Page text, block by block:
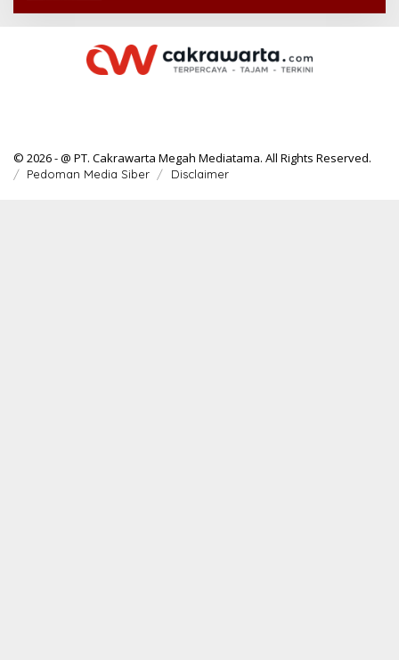
© 2026 - @ PT. Cakrawarta Megah Mediatama. All Rights Reserved.
Pedoman Media Siber Disclaimer